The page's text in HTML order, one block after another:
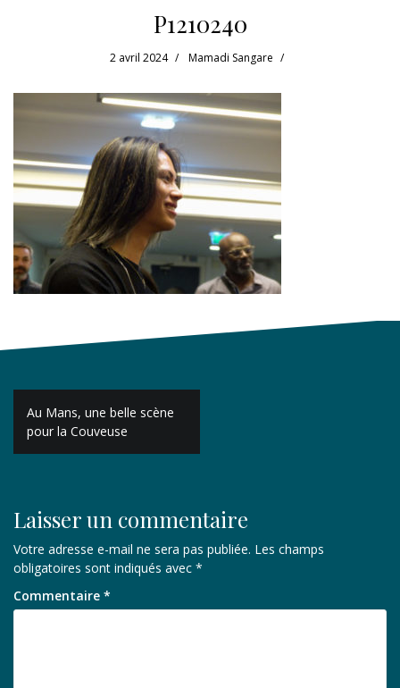
P1210240
2 avril 2024 Mamadi Sangare
Navigation
de
l’article
Au Mans, une belle scène
pour la Couveuse
Laisser un commentaire
Votre adresse e-mail ne sera pas publiée. Les champs
obligatoires sont indiqués avec *
Commentaire *